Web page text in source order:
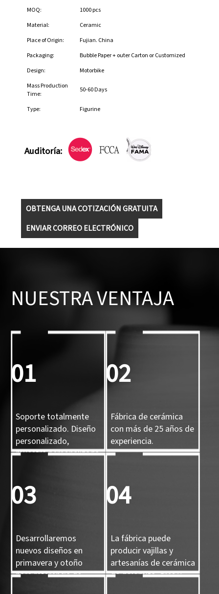
MOQ:
1000 pcs
Material:
Ceramic
Place of Origin:
Fujian. China
Packaging:
Bubble Paper + outer Carton or Customized
Design:
Motorbike
Mass Production
Time:
50-60 Days
Type: Figurine
Auditoría:
OBTENGA UNA COTIZACIÓN GRATUITA
ENVIAR CORREO ELECTRÓNICO
NUESTRA VENTAJA
01
Soporte totalmente
personalizado. Diseño
personalizado,
muestra personalizada
02
Fábrica de cerámica
con más de 25 años de
experiencia.
03
Desarrollaremos
nuevos diseños en
primavera y otoño
para referencia de
04
La fábrica puede
producir vajillas y
artesanías de cerámica
de dolomita, gres y